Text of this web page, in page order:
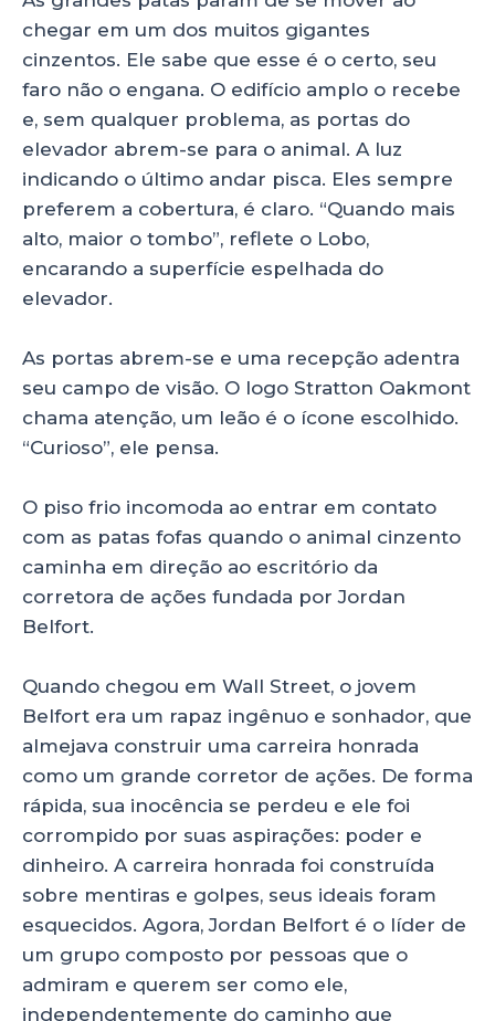
chegar em um dos muitos gigantes
cinzentos. Ele sabe que esse é o certo, seu
faro não o engana. O edifício amplo o recebe
e, sem qualquer problema, as portas do
elevador abrem-se para o animal. A luz
indicando o último andar pisca. Eles sempre
preferem a cobertura, é claro. “Quando mais
alto, maior o tombo”, reflete o Lobo,
encarando a superfície espelhada do
elevador.
As portas abrem-se e uma recepção adentra
seu campo de visão. O logo Stratton Oakmont
chama atenção, um leão é o ícone escolhido.
“Curioso”, ele pensa.
O piso frio incomoda ao entrar em contato
com as patas fofas quando o animal cinzento
caminha em direção ao escritório da
corretora de ações fundada por Jordan
Belfort.
Quando chegou em Wall Street, o jovem
Belfort era um rapaz ingênuo e sonhador, que
almejava construir uma carreira honrada
como um grande corretor de ações. De forma
rápida, sua inocência se perdeu e ele foi
corrompido por suas aspirações: poder e
dinheiro. A carreira honrada foi construída
sobre mentiras e golpes, seus ideais foram
esquecidos. Agora, Jordan Belfort é o líder de
um grupo composto por pessoas que o
admiram e querem ser como ele,
independentemente do caminho que